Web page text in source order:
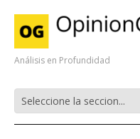
Análisis en Profundidad